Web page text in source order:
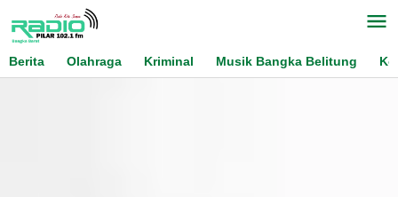
content
Berita
Olahraga Kriminal Musik Bangka Belitung